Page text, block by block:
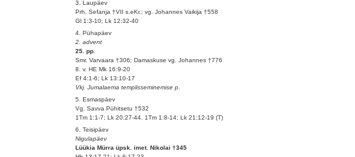
3. Laupäev
Prh. Sefanja †VII s.eKr.; vg. Johannes Vaikija †558
Gl 1:3-10; Lk 12:32-40
4. Pühapäev
2. advent
25. pp.
Smr. Varvaara †306; Damaskuse vg. Johannes †776
8. v. HE Mk 16:9-20
Ef 4:1-6; Lk 13:10-17
Vkj. Jumalaema templisseminemise p.
5. Esmaspäev
Vg. Savva Pühitsetu †532
1Tm 1:1-7; Lk 20:27-44. 1Tm 1:8-14; Lk 21:12-19 (T)
6. Teisipäev
Nigulapäev
Lüükia Mürra üpsk. imet. Nikolai †345